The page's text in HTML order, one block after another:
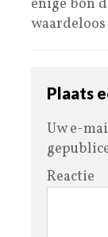
enige bon
Plaats
Uw e-
Reactie